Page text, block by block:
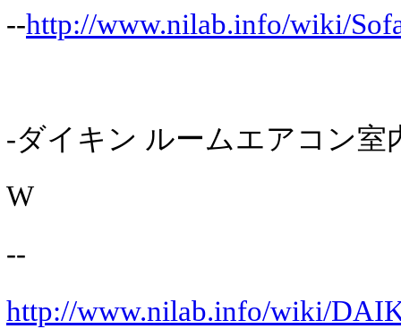
--http://www.nilab.info/wiki/
-ダイキン ルームエアコン室
W
--
http://www.nilab.info/wiki/